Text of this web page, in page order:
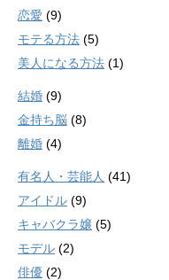
恋愛 (9)
モテる方法 (5)
美人になる方法 (1)
結婚 (9)
金持ち脳 (8)
離婚 (4)
有名人・芸能人 (41)
アイドル (9)
キャバクラ嬢 (5)
モデル (2)
俳優 (2)